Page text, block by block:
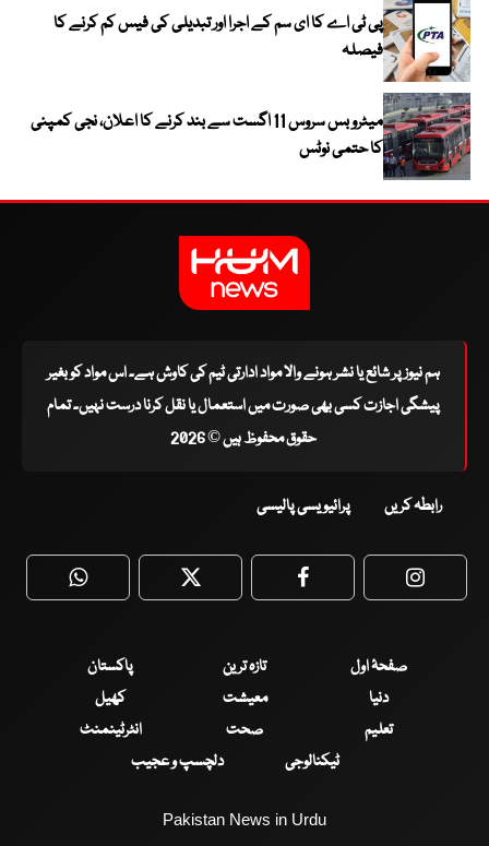
پی ٹی اے کا ای سم کے اجرا اور تبدیلی کی فیس کم کرنے کا
فیصلہ
میٹرو بس سروس 11 اگست سے بند کرنے کا اعلان، نجی کمپنی
کا حتمی نوٹس
ہم نیوز پر شائع یا نشر ہونے والا مواد ادارتی ٹیم کی کاوش ہے۔ اس مواد کو بغیر
پیشگی اجازت کسی بھی صورت میں استعمال یا نقل کرنا درست نہیں۔ تمام
حقوق محفوظ ہیں © 2026
رابطہ کریں پرائیویسی پالیسی
WhatsApp Twitter Facebook
صفحۂ اول تازہ ترین
پاکستان
دنیا
معیشت
کھیل
تعلیم
صحت
انٹرٹینمنٹ
ٹیکنالوجی
دلچسپ و عجیب
Pakistan News in Urdu